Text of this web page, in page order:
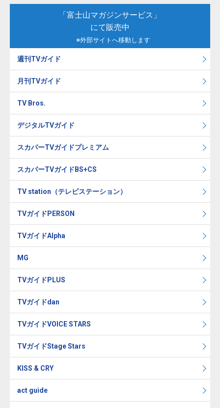
「富士山マガジンサービス」
にて販売中
※外部サイトへ移動します
週刊TVガイド
月刊TVガイド
TV Bros.
デジタルTVガイド
スカパーTVガイドプレミアム
スカパーTVガイドBS+CS
TV station（テレビステーション）
TVガイドPERSON
TVガイドAlpha
MG
TVガイドPLUS
TVガイドdan
TVガイドVOICE STARS
TVガイドStage Stars
KISS & CRY
act guide